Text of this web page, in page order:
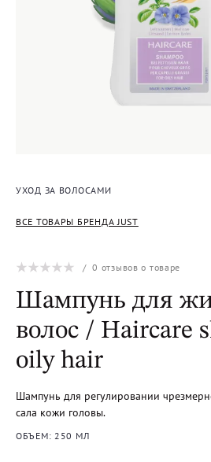
УХОД ЗА ВОЛОСАМИ
ВСЕ ТОВАРЫ БРЕНДА JUST
/0 отзывов о товаре
Шампунь для
волос / Haircare
oily hair
Шампунь для регулировании
сала кожи головы.
ОБЪЕМ: 250 МЛ